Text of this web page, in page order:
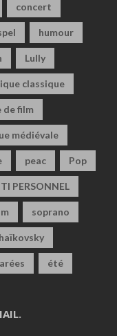
concert
humour
Lully
classique
de film
médiévale
peac Pop
PERSONNEL
soprano
été